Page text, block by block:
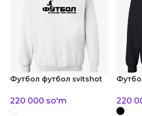
Футбол футбол svitshot
220 000 so'm 220